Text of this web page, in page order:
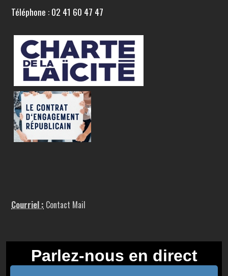
Téléphone : 02 41 60 47 47
Courriel : Contact Mail